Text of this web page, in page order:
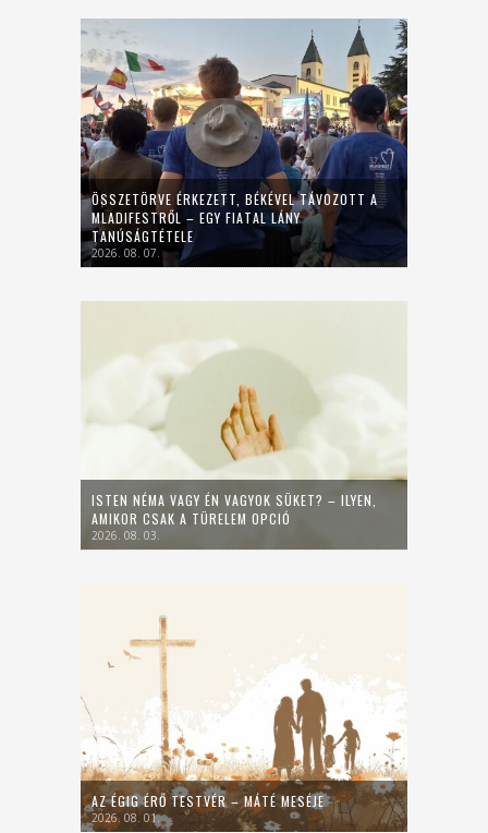
ÖSSZETÖRVE ÉRKEZETT, BÉKÉVEL TÁVOZOTT A
MLADIFESTRŐL – EGY FIATAL LÁNY
TANÚSÁGTÉTELE
2026. 08. 07.
ISTEN NÉMA VAGY ÉN VAGYOK SÜKET? – ILYEN,
AMIKOR CSAK A TÜRELEM OPCIÓ
2026. 08. 03.
AZ ÉGIG ÉRŐ TESTVÉR – MÁTÉ MESÉJE
2026. 08. 01.